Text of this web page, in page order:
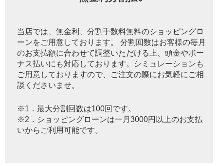
当店では、無金利、分割手数料無料のショッピングロ
ーンをご用意しております。 分割回数はお客様の毎月
のお支払額に合わせて調整いただける上、頭金やボー
ナス払いにも対応しております。シミュレーションも
ご用意しておりますので、ご注文の際にお気軽にご相
談くださいませ。
※1．最大分割回数は100回です。
※2．ショッピングローンは一月3000円以上のお支払
いからご利用可能です。